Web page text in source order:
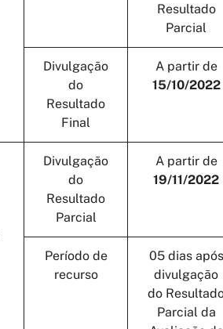
Resultado
Parcial
Divulgação
do
Resultado
Final
A partir de
15/10/2022
Divulgação
do
Resultado
Parcial
A partir de
19/11/2022
Período de
recurso
05 dias após
divulgação
do
Parcial da